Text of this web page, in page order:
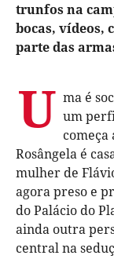
trunfos na
bocas, vídeos,
parte das
U ma é
um
começa
Rosângela é
mulher de
agora preso e
do Palácio do
ainda outra
central na